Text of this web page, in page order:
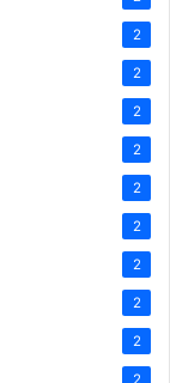
2
2
2
2
2
2
2
2
2
2